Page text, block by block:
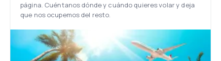
página. Cuéntanos dónde y cuándo quieres volar y deja
que nos ocupemos del resto.